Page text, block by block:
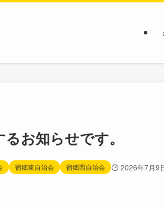
お知らせです。
宿郷東自治会 宿郷西自治会 2026年7月9